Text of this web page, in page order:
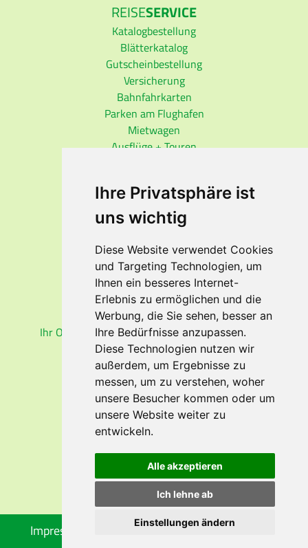
Ihre Privatsphäre ist
uns wichtig
Diese Website verwendet Cookies
und Targeting Technologien, um
Ihnen ein besseres Internet-
Erlebnis zu ermöglichen und die
Werbung, die Sie sehen, besser an
Ihre Bedürfnisse anzupassen.
Diese Technologien nutzen wir
außerdem, um Ergebnisse zu
messen, um zu verstehen, woher
unsere Besucher kommen oder um
unsere Website weiter zu
entwickeln.
Alle akzeptieren
Ich lehne ab
Einstellungen ändern
REISESERVICE
Katalogbestellung
Blätterkatalog
Gutscheinbestellung
Versicherung
Bahnfahrkarten
Parken am Flughafen
Mietwagen
Ausflüge + Touren
Auswärtiges Amt
Visa-Dienst
Reisemedizin
ESTA-Einreise USA
ETA-Einreise Kanada
Fluggastrechte
RUCKSACKPROFI
Ihr Onlineshop für Rucksäcke und Wanderkarten
EMPFEHLEN SIE UNS
Impressum Datenschutz Reisebedingungen